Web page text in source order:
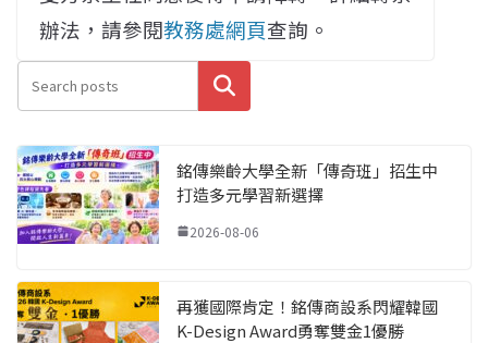
辦法，請參閱教務處網頁查詢。
搜尋
銘傳樂齡大學全新「傳奇班」招生中
打造多元學習新選擇
2026-08-06
再獲國際肯定！銘傳商設系閃耀韓國
K-Design Award勇奪雙金1優勝